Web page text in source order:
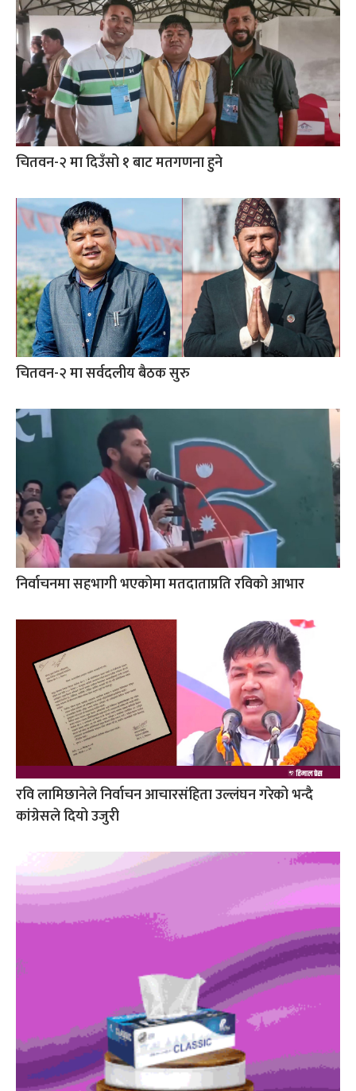
चितवन-२ मा दिउँसो १ बाट मतगणना हुने
चितवन-२ मा सर्वदलीय बैठक सुरु
निर्वाचनमा सहभागी भएकोमा मतदाताप्रति रविको आभार
रवि लामिछानेले निर्वाचन आचारसंहिता उल्लंघन गरेको भन्दै
कांग्रेसले दियो उजुरी